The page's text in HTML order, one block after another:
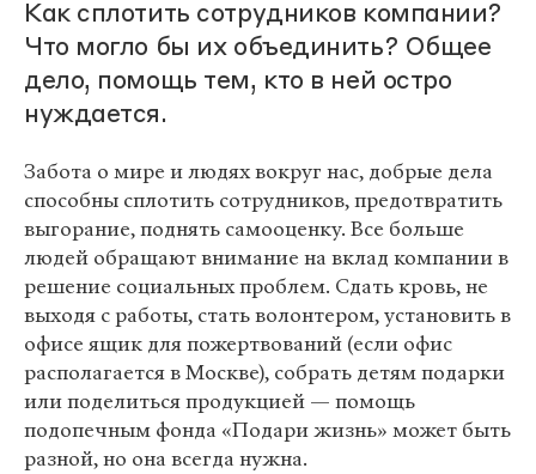
Как сплотить сотрудников компании?
Что могло бы их объединить? Общее
дело, помощь тем, кто в ней остро
нуждается.
Забота о мире и людях вокруг нас, добрые дела
способны сплотить сотрудников, предотвратить
выгорание, поднять самооценку. Все больше
людей обращают внимание на вклад компании в
решение социальных проблем. Сдать кровь, не
выходя с работы, стать волонтером, установить в
офисе ящик для пожертвований (если офис
располагается в Москве), собрать детям подарки
или поделиться продукцией — помощь
подопечным фонда «Подари жизнь» может быть
разной, но она всегда нужна.